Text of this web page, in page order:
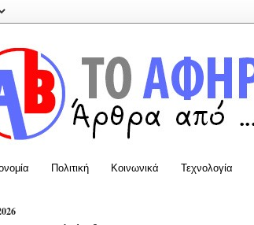
Πολιτική Κοινωνικά Τεχνολογία